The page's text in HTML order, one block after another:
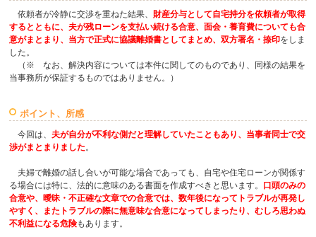
依頼者が冷静に交渉を重ねた結果、財産分与として自宅持分を依頼者が取得
するとともに、夫が残ローンを支払い続ける合意、面会・養育費についても合
意がまとまり、当方で正式に協議離婚書としてまとめ、双方署名・捺印をしま
した。
（※ なお、解決内容については本件に関してのものであり、同様の結果を
当事務所が保証するものではありません。）
ポイント、所感
今回は、夫が自分が不利な側だと理解していたこともあり、当事者同士で交
渉がまとまりました。
夫婦で離婚の話し合いが可能な場合であっても、自宅や住宅ローンが関係す
る場合には特に、法的に意味のある書面を作成すべきと思います。
口頭のみの
合意や、曖昧・不正確な文章での合意では、数年後になってトラブルが再発し
やすく、またトラブルの際に無意味な合意になってしまったり、むしろ思わぬ
不利益になる危険もあります。